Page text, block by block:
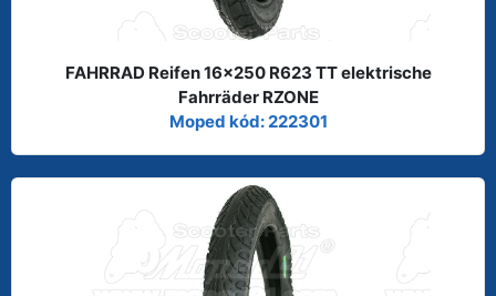
FAHRRAD Reifen 16x250 R623 TT elektrische
Fahrräder RZONE
Moped kód: 222301